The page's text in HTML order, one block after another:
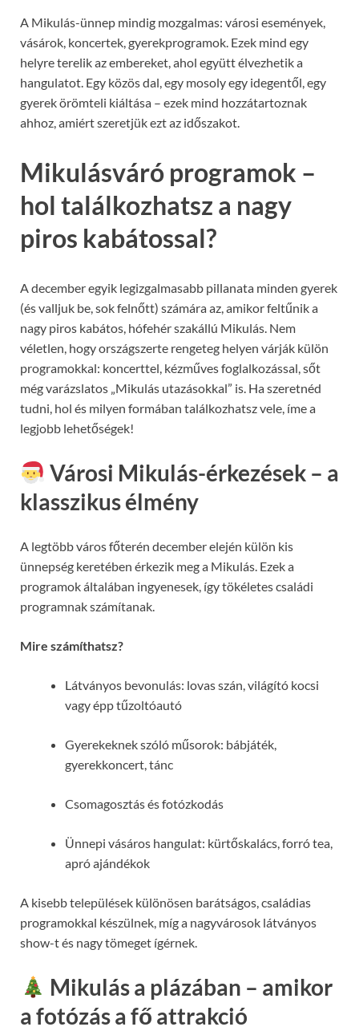
A Mikulás-ünnep mindig mozgalmas: városi események,
vásárok, koncertek, gyerekprogramok. Ezek mind egy
helyre terelik az embereket, ahol együtt élvezhetik a
hangulatot. Egy közös dal, egy mosoly egy idegentől, egy
gyerek örömteli kiáltása – ezek mind hozzátartoznak
ahhoz, amiért szeretjük ezt az időszakot.
Mikulásváró programok –
hol találkozhatsz a nagy
piros kabátossal?
A december egyik legizgalmasabb pillanata minden gyerek
(és valljuk be, sok felnőtt) számára az, amikor feltűnik a
nagy piros kabátos, hófehér szakállú Mikulás. Nem
véletlen, hogy országszerte rengeteg helyen várják külön
programokkal: koncerttel, kézműves foglalkozással, sőt
még varázslatos „Mikulás utazásokkal” is. Ha szeretnéd
tudni, hol és milyen formában találkozhatsz vele, íme a
legjobb lehetőségek!
Városi Mikulás-érkezések – a
klasszikus élmény
A legtöbb város főterén december elején külön kis
ünnepség keretében érkezik meg a Mikulás. Ezek a
programok általában ingyenesek, így tökéletes családi
programnak számítanak.
Mire számíthatsz?
Látványos bevonulás: lovas szán, világító kocsi
vagy épp tűzoltóautó
Gyerekeknek szóló műsorok: bábjáték,
gyerekkoncert, tánc
Csomagosztás és fotózkodás
Ünnepi vásáros hangulat: kürtőskalács, forró tea,
apró ajándékok
A kisebb települések különösen barátságos, családias
programokkal készülnek, míg a nagyvárosok látványos
show-t és nagy tömeget ígérnek.
Mikulás a plázában – amikor
a fotózás a fő attrakció